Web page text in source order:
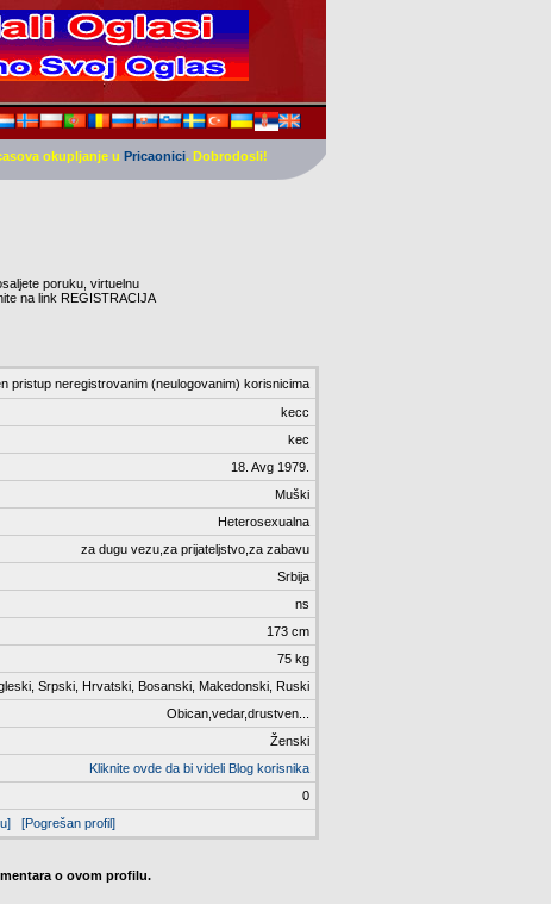
okupljanje u Pricaonici. Dobrodosli!
poruku, virtuelnu
na link REGISTRACIJA
pristup neregistrovanim (neulogovanim) korisnicima
kecc
kec
18. Avg 1979.
Muški
Heterosexualna
za dugu vezu,za prijateljstvo,za zabavu
Srbija
ns
173 cm
75 kg
Srpski, Hrvatski, Bosanski, Makedonski, Ruski
Obican,vedar,drustven...
Ženski
Kliknite ovde da bi videli Blog korisnika
0
[Pogrešan profil]
o ovom profilu.